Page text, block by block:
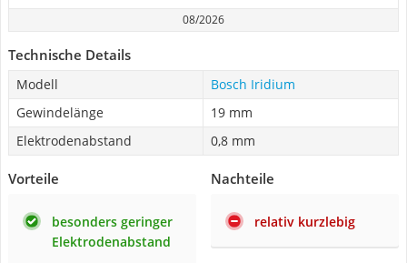
08/2026
Technische Details
Modell
Bosch Iridium
Gewindelänge
19 mm
Elektrodenabstand
0,8 mm
Vorteile
besonders geringer
Elektrodenabstand
Nachteile
relativ kurzlebig